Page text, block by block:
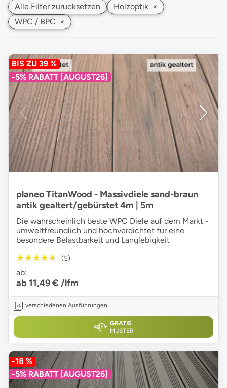
Alle Filter zurücksetzen Holzoptik ×
WPC / BPC ×
BIS ZU 39 %
-5% RABATT [AUGUST26]
planeo TitanWood - Massivdiele sand-braun
antik gealtert/gebürstet 4m | 5m
Die wahrscheinlich beste WPC Diele auf dem Markt -
umweltfreundlich und hochverdichtet für eine
besondere Belastbarkeit und Langlebigkeit
★★★★★
★★★★★ (5)
ab:
ab 11,49 € /lfm
verschiedenen Ausführungen
GRATIS
MUSTER
-18 %
-5% RABATT [AUGUST26]